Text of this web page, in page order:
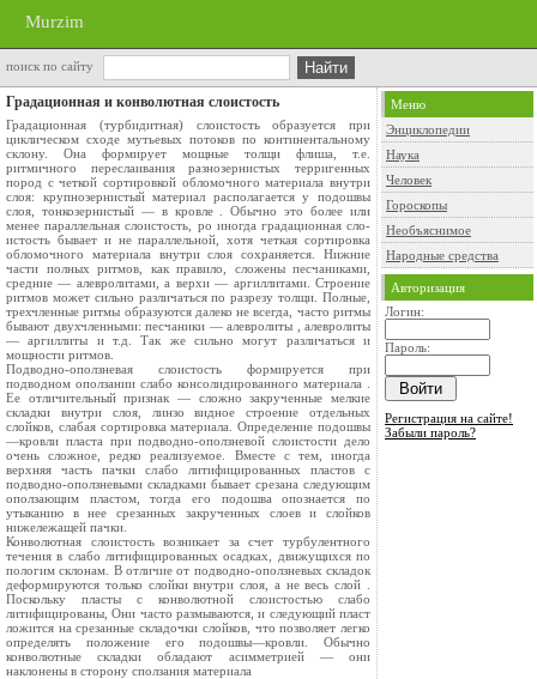
Murzim
поиск по сайту
Градационная и конволютная слоистость
Градационная (турбидитная) слоистость образуется при
цикличе­ском сходе мутьевых потоков по континентальному
склону. Она фор­мирует мощные толщи флиша, т.е.
ритмичного переслаивания разнозернистых терригенных
пород с четкой сортировкой обломочно­го материала внутри
слоя: крупнозернистый материал располагается у подошвы
слоя, тонкозернистый — в кровле . Обычно это бо­лее или
менее параллельная слоистость, ро иногда градационная сло­
истость бывает и не параллельной, хотя четкая сортировка
обломоч­ного материала внутри слоя сохраняется. Нижние
части полных рит­мов, как правило, сложены песчаниками,
средние — алевролитами, а верхи — аргиллитами. Строение
ритмов может сильно различаться по разрезу толщи. Полные,
трехчленные ритмы образуются далеко не всегда, часто ритмы
бывают двухчленными: песчаники — алевролиты , алевролиты
— аргиллиты и т.д. Так же сильно могут разли­чаться и
мощности ритмов.
Подводно-оползневая слоистость формируется при
подводном опол­зании слабо консолидированного материала .
Ее отличитель­ный признак — сложно закрученные мелкие
складки внутри слоя, линзо­ видное строение отдельных
слойков, слабая сортировка материала. Опре­деление подошвы
—кровли пласта при подводно-оползневой слоистости дело
очень сложное, редко реализуемое. Вместе с тем, иногда
верхняя часть пачки слабо литифицированных пластов с
подводно-оползневыми складками бывает срезана следующим
оползающим пластом, тогда его подошва опознается по
утыканию в нее срезанных закрученных слоев и слойков
нижележащей пачки.
Конволютная слоистость возникает за счет турбулентного
течения в слабо литифицированных осадках, движущихся по
пологим склонам. В отличие от подводно-оползневых складок
деформируются только слой­ки внутри слоя, а не весь слой .
Поскольку пласты с конволютной слоистостью слабо
литифицированы, Они часто размываются, и сле­дующий пласт
ложится на срезанные складочки слойков, что позволяет легко
определять положение его подошвы—кровли. Обычно
конволют­ные складки обладают асимметрией — они
наклонены в сторону сполза­ния материала
Меню
Энциклопедии
Наука
Человек
Гороскопы
Необъяснимое
Народные средства
Авторизация
Логин:
Пароль:
Регистрация на сайте!
Забыли пароль?